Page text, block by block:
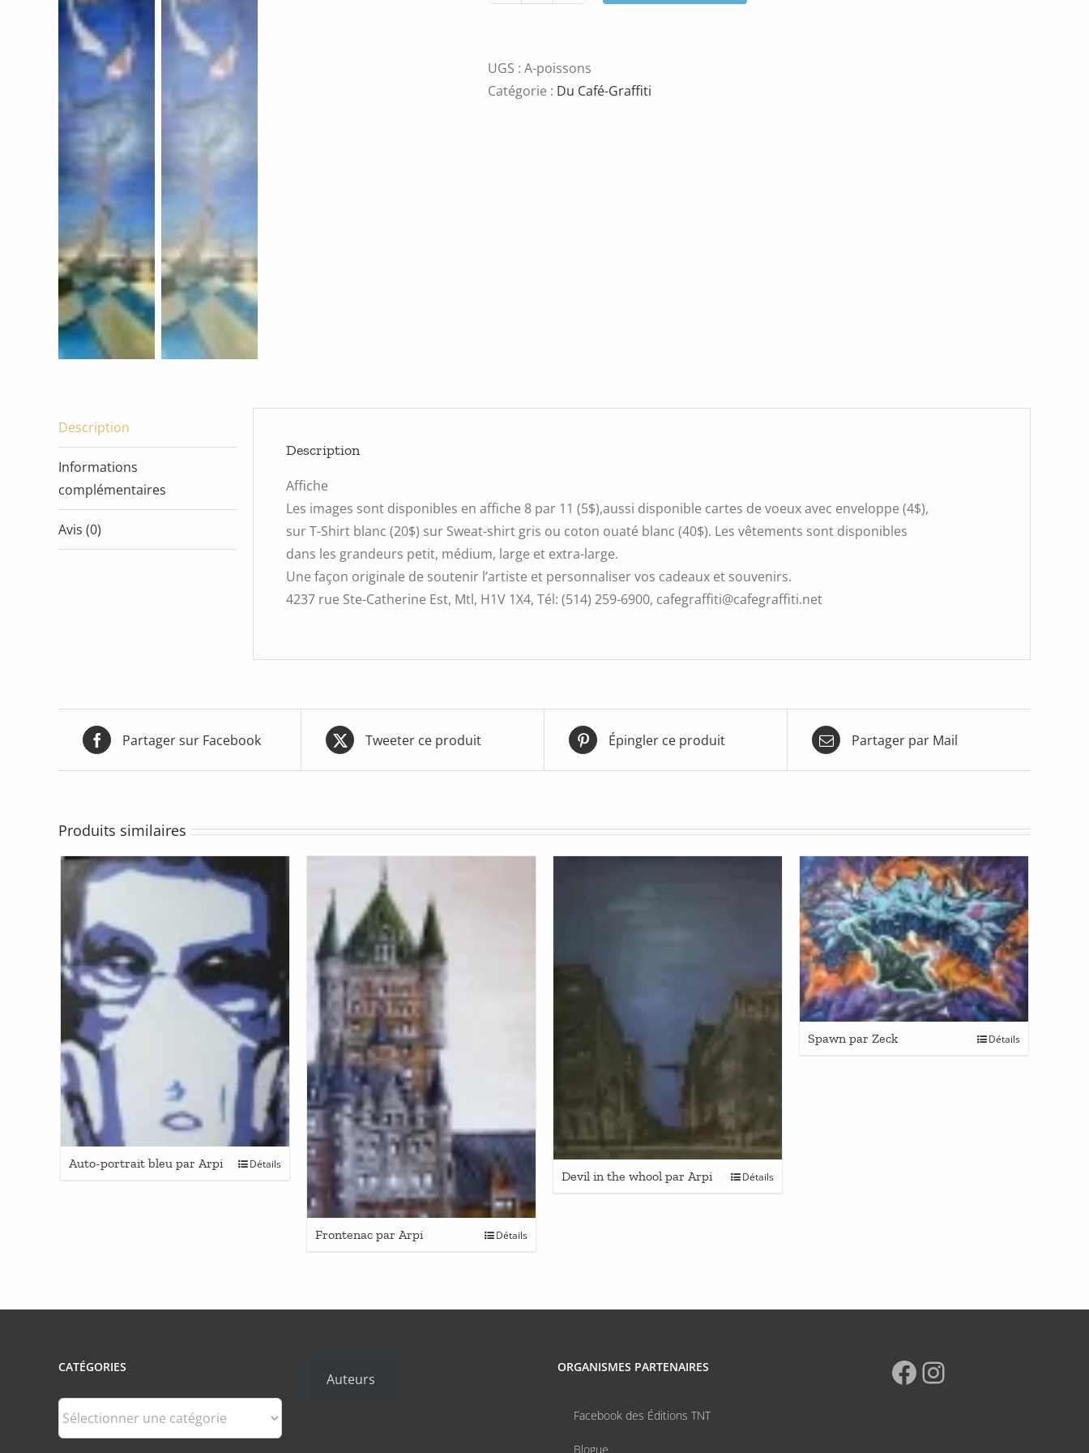
Bouchard
UGS : A-poissons
Catégorie : Du Café-Graffiti
Description
Informations
complémentaires
Avis (0)
Description
Affiche
Les images sont disponibles en affiche 8 par 11 (5$),aussi disponible cartes de voeux avec enveloppe (4$),
sur T-Shirt blanc (20$) sur Sweat-shirt gris ou coton ouaté blanc (40$). Les vêtements sont disponibles
dans les grandeurs petit, médium, large et extra-large.
Une façon originale de soutenir l’artiste et personnaliser vos cadeaux et souvenirs.
4237 rue Ste-Catherine Est, Mtl, H1V 1X4, Tél: (514) 259-6900, cafegraffiti@cafegraffiti.net
Partager sur Facebook Tweeter ce produit Épingler ce produit Partager par Mail
Produits similaires
Auto-portrait bleu par Arpi Détails
Frontenac par Arpi Détails
Devil in the whool par Arpi Détails
Spawn par Zeck Détails
CATÉGORIES
Catégories
Auteurs
ORGANISMES PARTENAIRES
Facebook des Éditions TNT
Blogue
Facebook